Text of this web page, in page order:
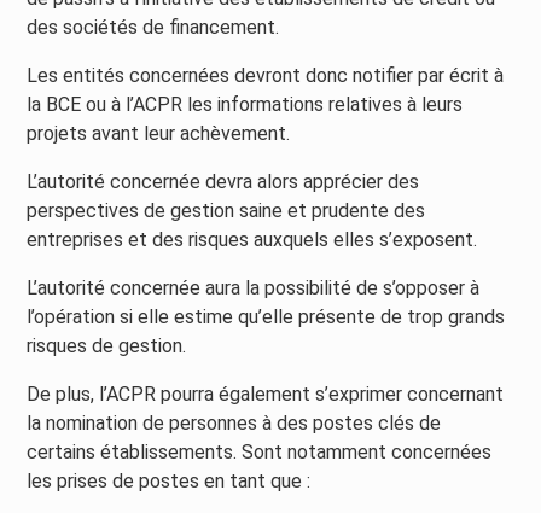
des sociétés de financement.
Les entités concernées devront donc notifier par écrit à
la BCE ou à l’ACPR les informations relatives à leurs
projets avant leur achèvement.
L’autorité concernée devra alors apprécier des
perspectives de gestion saine et prudente des
entreprises et des risques auxquels elles s’exposent.
L’autorité concernée aura la possibilité de s’opposer à
l’opération si elle estime qu’elle présente de trop grands
risques de gestion.
De plus, l’ACPR pourra également s’exprimer concernant
la nomination de personnes à des postes clés de
certains établissements. Sont notamment concernées
les prises de postes en tant que :